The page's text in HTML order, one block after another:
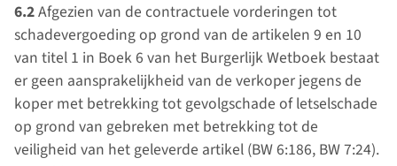
6.2Afgezien van de contractuele vorderingen tot
schadevergoeding op grond van de artikelen 9 en 10
van titel 1 in Boek 6 van het Burgerlijk Wetboek bestaat
er geen aansprakelijkheid van de verkoper jegens de
koper met betrekking tot gevolgschade of letselschade
op grond van gebreken met betrekking tot de
veiligheid van het geleverde artikel (BW 6:186, BW 7:24).